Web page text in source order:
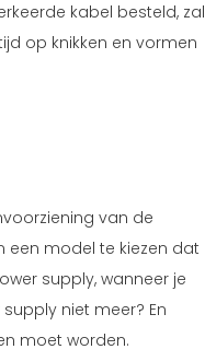
kabel besteld, zal
op knikken en vormen
van de
een model te kiezen dat
supply, wanneer je
niet meer? En
moet worden.